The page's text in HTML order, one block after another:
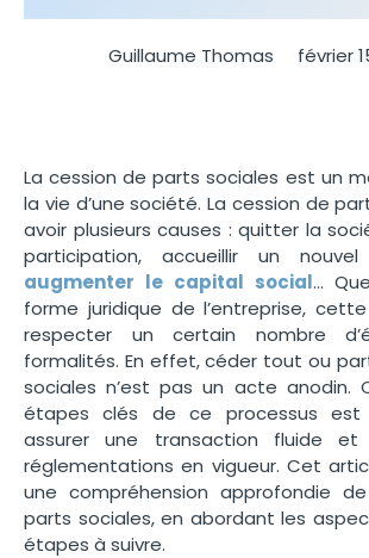
Guillaume Thomas février
La cession de parts sociales est un
la vie d’une société.La cession de
avoir plusieurs causes : quitter la
participation, accueillir un
augmenter le capital social…
forme juridique de l’entreprise,
respecter un certain nombre
formalités. En effet, céder tout ou
sociales n’est pas un acte anodin.
étapes clés de ce processus est
assurer une transaction fluide et
réglementations en vigueur. Cet
une compréhension approfondie
parts sociales, en abordant les
étapes à suivre.